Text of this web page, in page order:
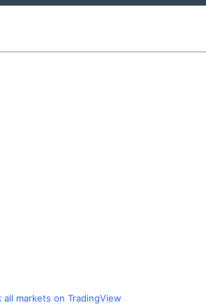
all markets on TradingView